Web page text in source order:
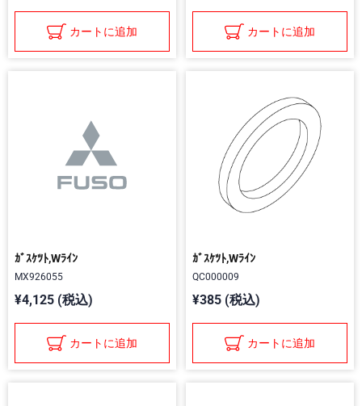
カートに追加 カートに追加
ｶﾞｽｹﾂﾄ,Wﾗｲﾝ
MX926055
¥4,125 (税込)
カートに追加
ｶﾞｽｹﾂﾄ,Wﾗｲﾝ
QC000009
¥385 (税込)
カートに追加